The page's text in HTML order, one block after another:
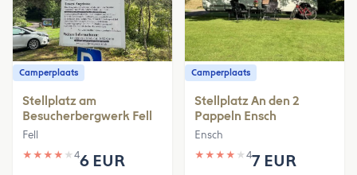
Camperplaats
Stellplatz am
Besucherbergwerk Fell
Fell
★ ★ ★ ★ ★ 46 EUR
Camperplaats
Stellplatz An den 2
Pappeln Ensch
Ensch
★ ★ ★ ★ ★ 47 EUR